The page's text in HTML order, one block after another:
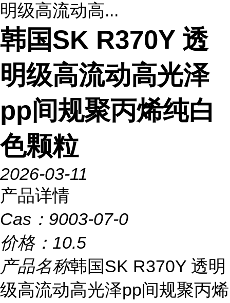
明级高流动高...
韩国SK R370Y 透
明级高流动高光泽
pp间规聚丙烯纯白
色颗粒
2026-03-11
产品详情
Cas： 9003-07-0
价格： 10.5
产品名称韩国SK R370Y 透明
级高流动高光泽pp间规聚丙烯